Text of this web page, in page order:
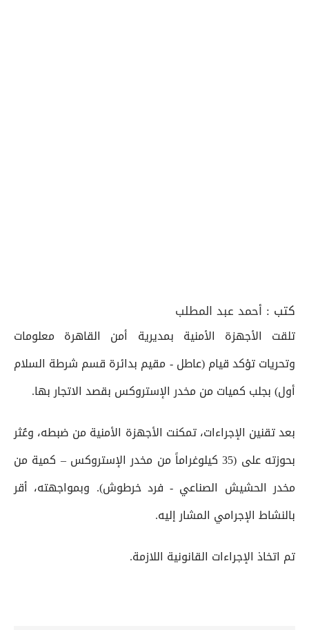
كتب : أحمد عبد المطلب
تلقت الأجهزة الأمنية بمديرية أمن القاهرة معلومات
وتحريات تؤكد قيام (عاطل - مقيم بدائرة قسم شرطة السلام
أول) بجلب كميات من مخدر الإستروكس بقصد الاتجار بها.
بعد تقنين الإجراءات، تمكنت الأجهزة الأمنية من ضبطه، وعُثر
بحوزته على (35 كيلوغراماً من مخدر الإستروكس – كمية من
مخدر الحشيش الصناعي - فرد خرطوش). وبمواجهته، أقر
بالنشاط الإجرامي المشار إليه.
تم اتخاذ الإجراءات القانونية اللازمة.